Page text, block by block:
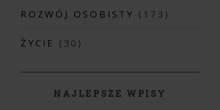
ROZWÓJ OSOBISTY (173)
ŻYCIE (30)
NAJLEPSZE WPISY